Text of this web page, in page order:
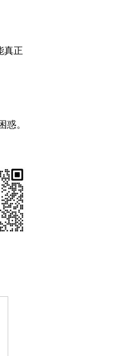
真正
惑。